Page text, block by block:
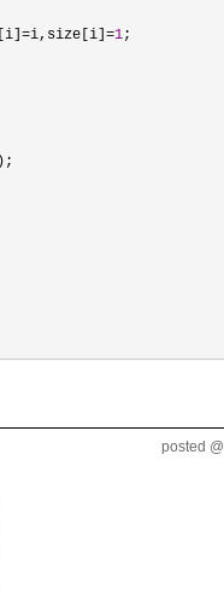
1;
posted @